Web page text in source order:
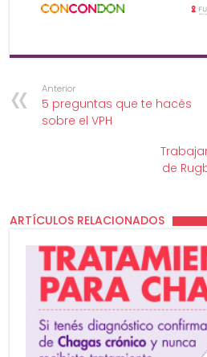
Anterior
5 preguntas que te hacés
sobre el VPH
de
ARTÍCULOS RELACIONADOS